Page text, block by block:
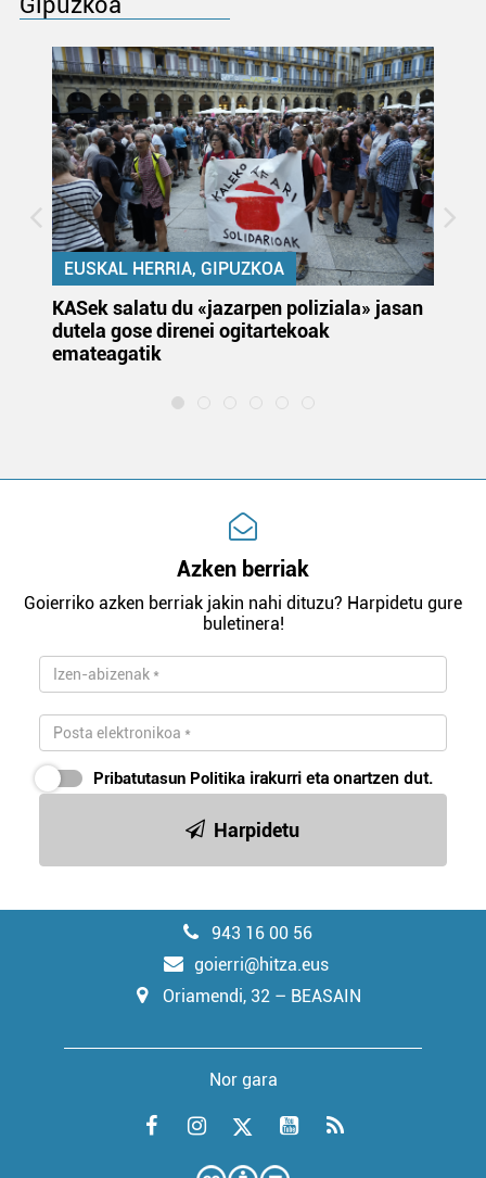
EUSKAL HERRIA, GIPUZKOA
KASek salatu du «jazarpen poliziala» jasan
dutela gose direnei ogitartekoak
emateagatik
Azken berriak
Goierriko azken berriak jakin nahi dituzu? Harpidetu gure
buletinera!
Pribatutasun Politika irakurri eta onartzen dut.
Harpidetu
943 16 00 56
goierri@hitza.eus
Oriamendi, 32 – BEASAIN
Nor gara